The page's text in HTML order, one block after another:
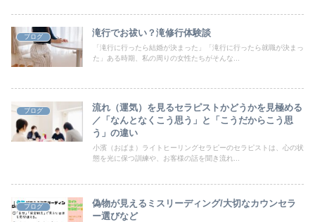
ブログ 滝行でお祓い？滝修行体験談
「滝行に行ったら結婚が決まった」「滝行に行ったら就職が決まっ
た」ある時期、私の周りの女性たちがそんな...
ブログ
流れ（運気）を見るセラピストかどうかを見極める
／「なんとなくこう思う」と「こうだからこう思
う」の違い
小濱（おばま）ライトヒーリングセラピーのセラピストは、心の状
態を光に保つ訓練や、お客様の話を聞き流れ...
ブログ
偽物が見えるミスリーディング/大切なカウンセラ
ー選びなど